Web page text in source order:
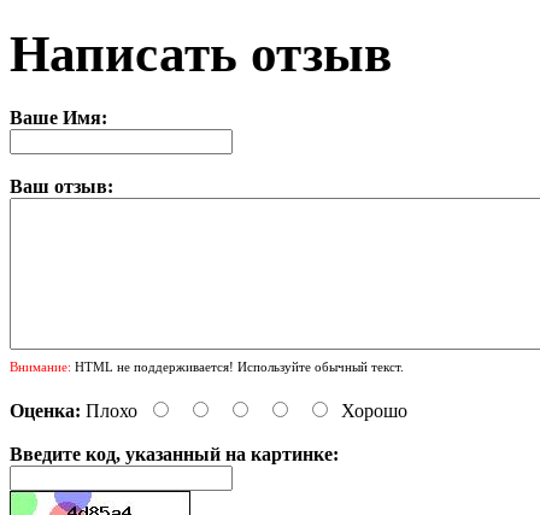
Написать отзыв
Ваше Имя:
Ваш отзыв:
Внимание: HTML не поддерживается! Используйте обычный текст.
Оценка: Плохо Хорошо
Введите код, указанный на картинке: